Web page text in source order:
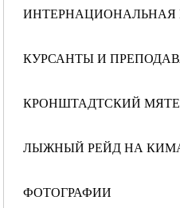
КУРСАНТЫ И
КРОНШТАДТСКИЙ
ЛЫЖНЫЙ РЕЙД НА
ФОТОГРАФИИ